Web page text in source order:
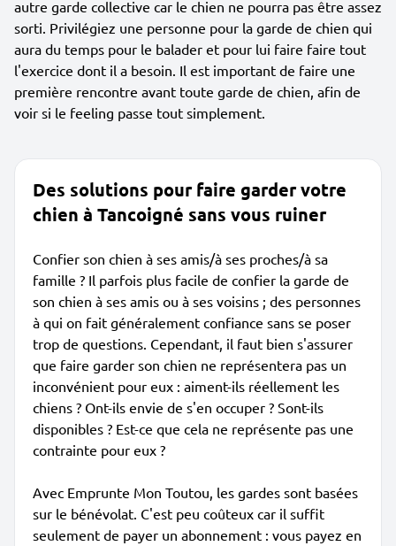
autre garde collective car le chien ne pourra pas être assez
sorti. Privilégiez une personne pour la garde de chien qui
aura du temps pour le balader et pour lui faire faire tout
l'exercice dont il a besoin. Il est important de faire une
première rencontre avant toute garde de chien, afin de
voir si le feeling passe tout simplement.
Des solutions pour faire garder votre
chien à Tancoigné sans vous ruiner
Confier son chien à ses amis/à ses proches/à sa
famille ? Il parfois plus facile de confier la garde de
son chien à ses amis ou à ses voisins ; des personnes
à qui on fait généralement confiance sans se poser
trop de questions. Cependant, il faut bien s'assurer
que faire garder son chien ne représentera pas un
inconvénient pour eux : aiment-ils réellement les
chiens ? Ont-ils envie de s'en occuper ? Sont-ils
disponibles ? Est-ce que cela ne représente pas une
contrainte pour eux ?
Avec Emprunte Mon Toutou, les gardes sont basées
sur le bénévolat. C'est peu coûteux car il suffit
seulement de payer un abonnement : vous payez en